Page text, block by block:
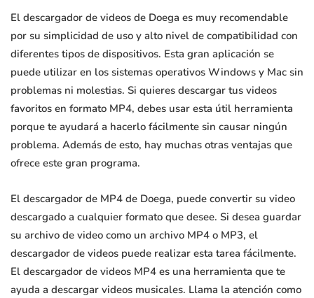
El descargador de videos de Doega es muy recomendable
por su simplicidad de uso y alto nivel de compatibilidad con
diferentes tipos de dispositivos. Esta gran aplicación se
puede utilizar en los sistemas operativos Windows y Mac sin
problemas ni molestias. Si quieres descargar tus videos
favoritos en formato MP4, debes usar esta útil herramienta
porque te ayudará a hacerlo fácilmente sin causar ningún
problema. Además de esto, hay muchas otras ventajas que
ofrece este gran programa.
El descargador de MP4 de Doega, puede convertir su video
descargado a cualquier formato que desee. Si desea guardar
su archivo de video como un archivo MP4 o MP3, el
descargador de videos puede realizar esta tarea fácilmente.
El descargador de videos MP4 es una herramienta que te
ayuda a descargar videos musicales. Llama la atención como